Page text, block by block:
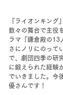
『ライオンキング
数々の舞台で主役
ラマ『鎌倉殿の13
さにノリにのって
で、劇団四季の研
に鍛えられた経験
でいきました。今
優さんです！